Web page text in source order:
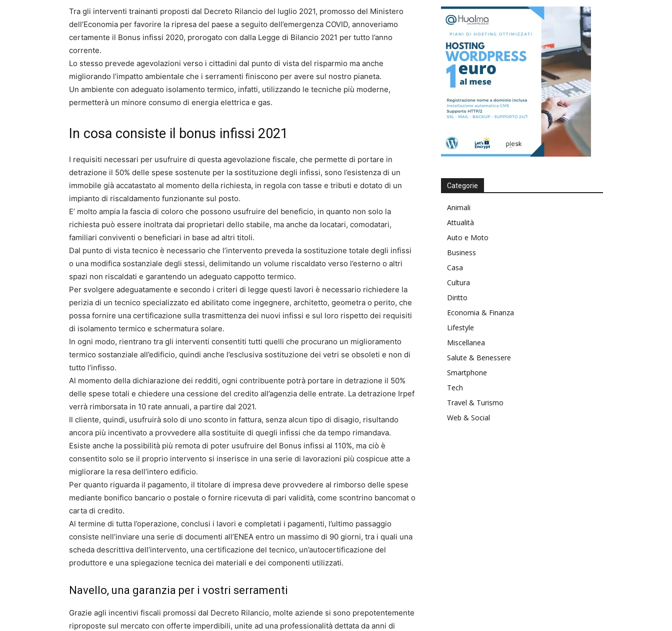
Tra gli interventi trainanti proposti dal Decreto Rilancio del luglio 2021, promosso del Ministero
dell’Economia per favorire la ripresa del paese a seguito dell’emergenza COVID, annoveriamo
certamente il Bonus infissi 2020, prorogato con dalla Legge di Bilancio 2021 per tutto l’anno
corrente.
Lo stesso prevede agevolazioni verso i cittadini dal punto di vista del risparmio ma anche
migliorando l’impatto ambientale che i serramenti finiscono per avere sul nostro pianeta.
Un ambiente con adeguato isolamento termico, infatti, utilizzando le tecniche più moderne,
permetterà un minore consumo di energia elettrica e gas.
In cosa consiste il bonus infissi 2021
I requisiti necessari per usufruire di questa agevolazione fiscale, che permette di portare in
detrazione il 50% delle spese sostenute per la sostituzione degli infissi, sono l’esistenza di un
immobile già accatastato al momento della richiesta, in regola con tasse e tributi e dotato di un
impianto di riscaldamento funzionante sul posto.
E’ molto ampia la fascia di coloro che possono usufruire del beneficio, in quanto non solo la
richiesta può essere inoltrata dai proprietari dello stabile, ma anche da locatari, comodatari,
familiari conviventi o beneficiari in base ad altri titoli.
Dal punto di vista tecnico è necessario che l’intervento preveda la sostituzione totale degli infissi
o una modifica sostanziale degli stessi, delimitando un volume riscaldato verso l’esterno o altri
spazi non riscaldati e garantendo un adeguato cappotto termico.
Per svolgere adeguatamente e secondo i criteri di legge questi lavori è necessario richiedere la
perizia di un tecnico specializzato ed abilitato come ingegnere, architetto, geometra o perito, che
possa fornire una certificazione sulla trasmittenza dei nuovi infissi e sul loro rispetto dei requisiti
di isolamento termico e schermatura solare.
In ogni modo, rientrano tra gli interventi consentiti tutti quelli che procurano un miglioramento
termico sostanziale all’edificio, quindi anche l’esclusiva sostituzione dei vetri se obsoleti e non di
tutto l’infisso.
Al momento della dichiarazione dei redditi, ogni contribuente potrà portare in detrazione il 50%
delle spese totali e chiedere una cessione del credito all’agenzia delle entrate. La detrazione Irpef
verrà rimborsata in 10 rate annuali, a partire dal 2021.
Il cliente, quindi, usufruirà solo di uno sconto in fattura, senza alcun tipo di disagio, risultando
ancora più incentivato a provvedere alla sostituite di quegli infissi che da tempo rimandava.
Esiste anche la possibilità più remota di poter usufruire del Bonus infissi al 110%, ma ciò è
consentito solo se il proprio intervento si inserisce in una serie di lavorazioni più cospicue atte a
migliorare la resa dell’intero edificio.
Per quanto riguarda il pagamento, il titolare di impresa deve provvedere al rimborso delle spese
mediante bonifico bancario o postale o fornire ricevuta di pari validità, come scontrino bancomat o
carta di credito.
Al termine di tutta l’operazione, conclusi i lavori e completati i pagamenti, l’ultimo passaggio
consiste nell’inviare una serie di documenti all’ENEA entro un massimo di 90 giorni, tra i quali una
scheda descrittiva dell’intervento, una certificazione del tecnico, un’autocertificazione del
produttore e una spiegazione tecnica dei materiali e dei componenti utilizzati.
Navello, una garanzia per i vostri serramenti
Grazie agli incentivi fiscali promossi dal Decreto Rilancio, molte aziende si sono prepotentemente
riproposte sul mercato con offerte imperdibili, unite ad una professionalità dettata da anni di
Categorie
Animali
Attualità
Auto e Moto
Business
Casa
Cultura
Diritto
Economia & Finanza
Lifestyle
Miscellanea
Salute & Benessere
Smartphone
Tech
Travel & Turismo
Web & Social